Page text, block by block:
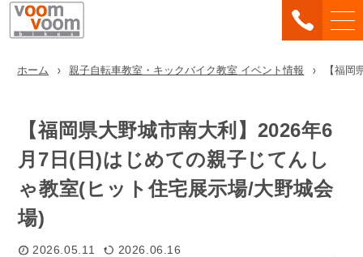
ホーム 親子自転車教室・キックバイク教室 イベント情報 【福
【福岡県大野城市南大利】2026年6
月7日(日)はじめての親子じてんし
ゃ教室(ヒット住宅展示場/大野城会
場)
2026.05.11 2026.06.16